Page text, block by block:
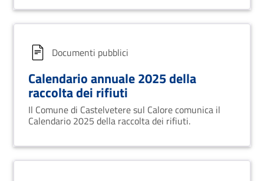
Documenti pubblici
Calendario annuale 2025 della
raccolta dei rifiuti
Il Comune di Castelvetere sul Calore comunica il
Calendario 2025 della raccolta dei rifiuti.